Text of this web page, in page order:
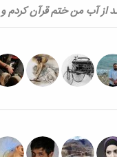
از آب من ختم قرآن کردم و